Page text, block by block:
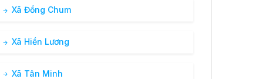
Xã Đồng Chum
Xã Hiền Lương
Xã Tân Minh